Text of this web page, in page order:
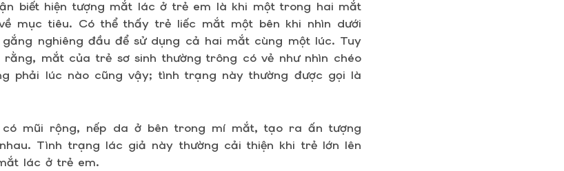
biết hiện tượng mắt lác ở trẻ em là khi một trong hai mắt
mục tiêu. Có thể thấy trẻ liếc mắt một bên khi nhìn dưới
nghiêng đầu để sử dụng cả hai mắt cùng một lúc. Tuy
rằng, mắt của trẻ sơ sinh thường trông có vẻ như nhìn chéo
phải lúc nào cũng vậy; tình trạng này thường được gọi là
mũi rộng, nếp da ở bên trong mí mắt, tạo ra ấn tượng
Tình trạng lác giả này thường cải thiện khi trẻ lớn lên
lác ở trẻ em.